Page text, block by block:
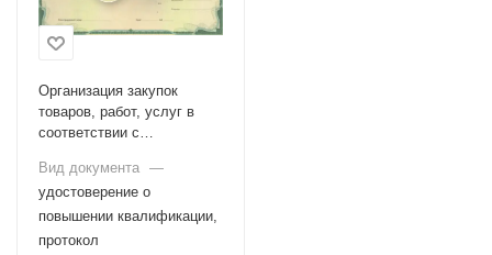
Организация закупок
товаров, работ, услуг в
соответствии с
Вид документа —
удостоверение о
повышении квалификации,
протокол